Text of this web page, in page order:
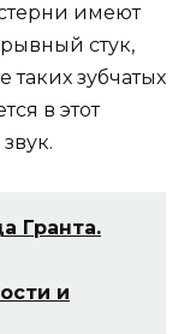
имеют
стук,
таких зубчатых
в этот
Гранта.
и